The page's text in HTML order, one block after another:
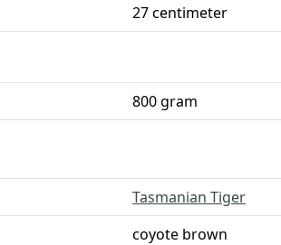
27 centimeter
800 gram
Tasmanian Tiger
coyote brown